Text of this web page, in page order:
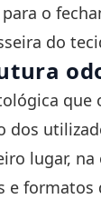
o
do
que
dos
lugar,